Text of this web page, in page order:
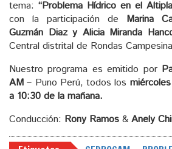
tema: “Problema Hídrico en el
con la participación de Marina
Guzmán Diaz y Alicia Miranda
Central distrital de Rondas
Nuestro programa es emitido por
AM – Puno Perú, todos los miércoles
a 10:30 de la mañana.
Conducción: Rony Ramos & Anely